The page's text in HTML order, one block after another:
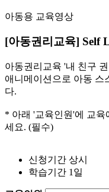
아동용 교육영상
[아동권리교육] Self
아동권리교육 '내 친구
애니메이션으로 아동 스
다.
* 아래 '교육인원'에 교육
세요. (필수)
신청기간 상시
학습기간 1일